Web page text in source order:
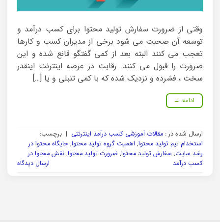
وقتی از ضرورت سفارش تولید محتوا برای کسب درآمد و
توسعه آن صحبت می شود برخی از مدیران کسب و کارها
تعجب می کنند البته بعد از کمی گفتگو قانع شده و این
ضرورت را قبول می کنند. رقابت در عرصه اینترنت اینقدر
سخت ، فشرده و نزدیک شده که با کمی تنبلی و یا […]
ادامه →
ارسال شده در : مقالات آموزشی کسب درآمد اینترنتی | برچسب:
استخدام تیم تولید محتوا, اهمیت گروه تولید محتوا, جایگاه محتوا در
رشد سایت, سفارش تولید محتوا, ضرورت تولید محتوا, نقش محتوا در
کسب درآمد
ارسال دیدگاه